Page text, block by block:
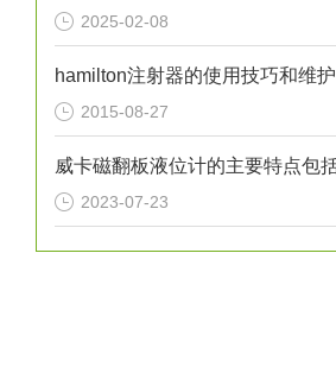
2025-02-08
hamilton注射器的使用技巧和维护
2015-08-27
2023-07-23